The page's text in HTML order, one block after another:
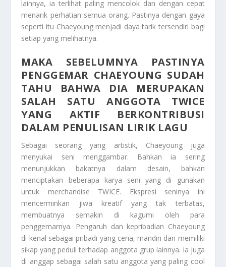
lainnya, ia terlihat paling mencolok dan dengan cepat
menarik perhatian semua orang. Pastinya dengan gaya
seperti itu Chaeyoung menjadi daya tarik tersendiri bagi
setiap yang melihatnya.
MAKA SEBELUMNYA PASTINYA
PENGGEMAR CHAEYOUNG SUDAH
TAHU BAHWA DIA MERUPAKAN
SALAH SATU ANGGOTA TWICE
YANG AKTIF BERKONTRIBUSI
DALAM PENULISAN LIRIK LAGU
Sebagai seorang yang artistik, Chaeyoung juga
menyukai seni menggambar. Bahkan ia sering
menunjukkan bakatnya dalam desain, bahkan
menciptakan beberapa karya seni yang di gunakan
untuk merchandise TWICE. Ekspresi seninya ini
mencerminkan jiwa kreatif yang tak terbatas,
membuatnya semakin di kagumi oleh para
penggemarnya. Pengaruh dan kepribadian Chaeyoung
di kenal sebagai pribadi yang ceria, mandiri dan memiliki
sikap yang peduli terhadap anggota grup lainnya. Ia juga
di anggap sebagai salah satu anggota yang paling cool